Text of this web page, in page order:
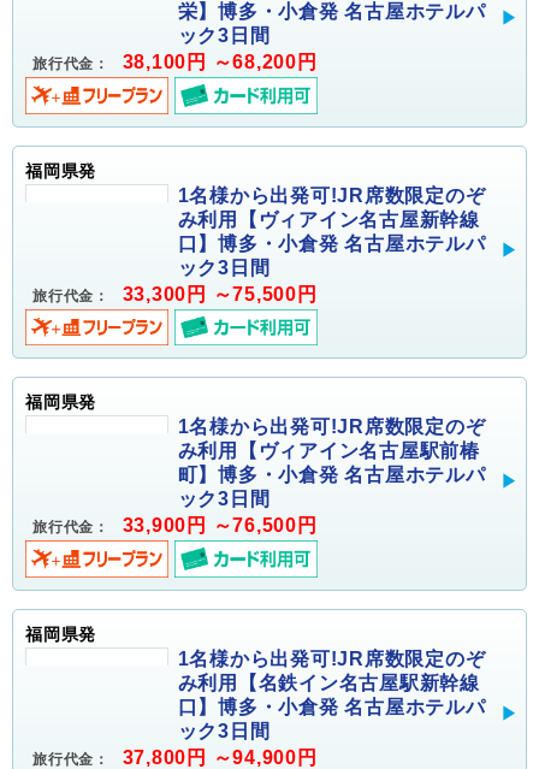
栄】博多・小倉発 名古屋ホテルパ
ック3日間
旅行代金： 38,100円 ～68,200円
福岡県発
1名様から出発可!JR席数限定のぞ
み利用【ヴィアイン名古屋新幹線
口】博多・小倉発 名古屋ホテルパ
ック3日間
旅行代金： 33,300円 ～75,500円
福岡県発
1名様から出発可!JR席数限定のぞ
み利用【ヴィアイン名古屋駅前椿
町】博多・小倉発 名古屋ホテルパ
ック3日間
旅行代金： 33,900円 ～76,500円
福岡県発
1名様から出発可!JR席数限定のぞ
み利用【名鉄イン名古屋駅新幹線
口】博多・小倉発 名古屋ホテルパ
ック3日間
旅行代金： 37,800円 ～94,900円